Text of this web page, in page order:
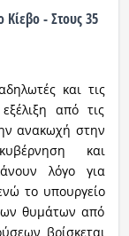
- Στους 35
και τις
από τις
ανακωχή στην
και
λόγο για
το υπουργείο
θυμάτων από
βρίσκεται